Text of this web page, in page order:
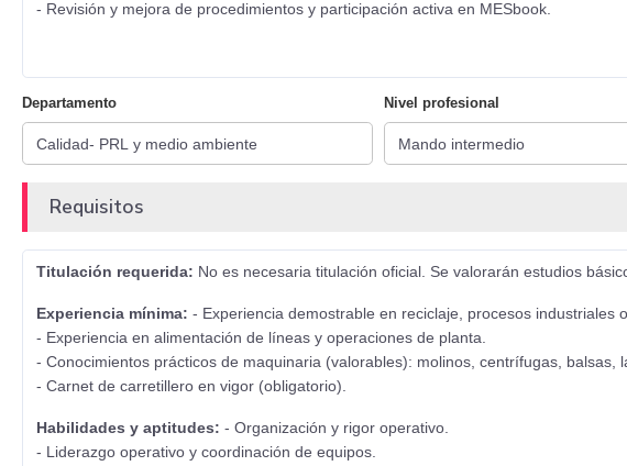
- Revisión y mejora de procedimientos y participación activa en MESbook.
Departamento Nivel profesional
Requisitos
Titulación requerida: No es necesaria titulación oficial. Se valorarán estudios
Experiencia mínima: - Experiencia demostrable en reciclaje, procesos industriales
- Experiencia en alimentación de líneas y operaciones de planta.
- Conocimientos prácticos de maquinaria (valorables): molinos, centrífugas, balsas,
- Carnet de carretillero en vigor (obligatorio).
Habilidades y aptitudes: - Organización y rigor operativo.
- Liderazgo operativo y coordinación de equipos.